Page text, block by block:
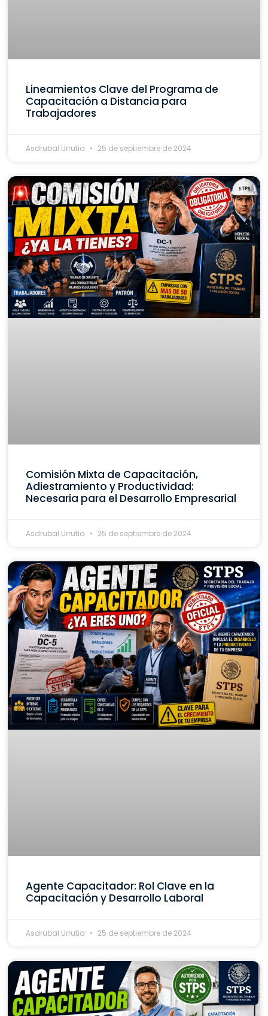
Lineamientos Clave del Programa de
Capacitación a Distancia para
Trabajadores
Asdrubal Urrutia 25 de septiembre de 2024
Comisión Mixta de Capacitación,
Adiestramiento y Productividad:
Necesaria para el Desarrollo Empresarial
Asdrubal Urrutia 25 de septiembre de 2024
Agente Capacitador: Rol Clave en la
Capacitación y Desarrollo Laboral
Asdrubal Urrutia 25 de septiembre de 2024